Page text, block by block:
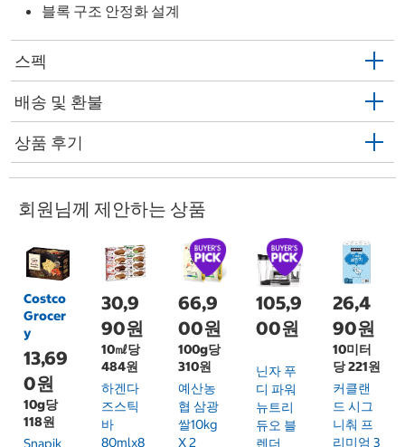
블록 구조 안정화 설계
스펙
배송 및 환불
상품 후기
회원님께 제안하는 상품
Costco
Grocer
y
13,69
0원
10g당
118원
Snapik
30,9
90원
10㎖당
484원
하겐다
즈스틱
바
80mlx8
66,9
00원
100g당
310원
예산농
협 삼광
쌀10kg
X 2
105,9
00원
닌자 푸
디 파워
뉴트리
듀오 블
렌더
26,4
90원
10미터
당 221원
커클랜
드 시그
니춰 프
리미엄 3